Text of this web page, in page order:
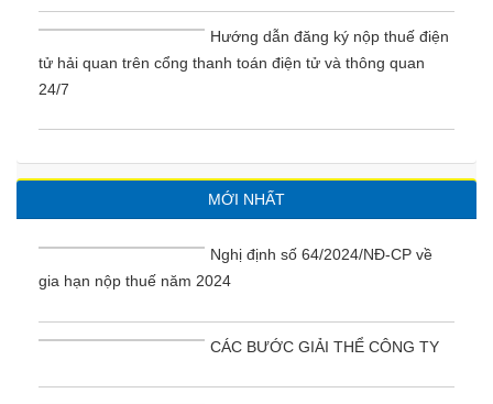
Hướng dẫn đăng ký nộp thuế điện
tử hải quan trên cổng thanh toán điện tử và thông quan
24/7
MỚI NHẤT
Nghị định số 64/2024/NĐ-CP về
gia hạn nộp thuế năm 2024
CÁC BƯỚC GIẢI THỂ CÔNG TY